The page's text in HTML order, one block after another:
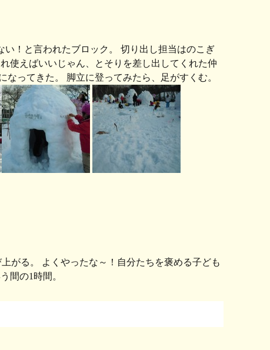
！と言われたブロック。 切り出し担当はのこぎ
使えばいいじゃん、とそりを差し出してくれた仲
ってきた。 脚立に登ってみたら、足がすくむ。
がる。 よくやったな～！自分たちを褒める子ども
間の1時間。